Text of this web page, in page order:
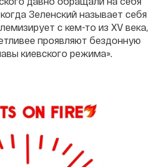
Зеленский называет себя
с кем-то из XV века,
проявляют бездонную
киевского режима».